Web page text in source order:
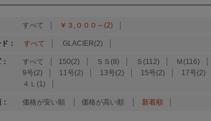
すべて ￥３,０００～(2)
： すべて GLACIER(2)
すべて 150(2) ＳＳ(8) Ｓ(112) Ｍ(116)
9号(2)
11号(2) 13号(2) 15号(2) 17号(2)
４Ｌ(1)
価格が安い順 価格が高い順 新着順